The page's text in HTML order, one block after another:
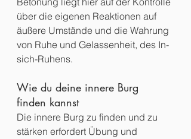
über die eigenen Reaktionen auf
äußere Umstände und die Wahrung
von Ruhe und Gelassenheit, des In-
sich-Ruhens.
Wie du deine innere Burg
finden kannst
Die innere Burg zu finden und zu
stärken erfordert Übung und